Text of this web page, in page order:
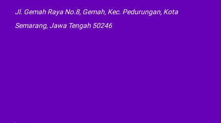
Jl. Gemah Raya No.8, Gemah, Kec. Pedurungan, Kota
Semarang, Jawa Tengah 50246